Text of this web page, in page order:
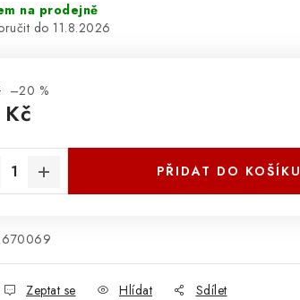
na prodejně
11.8.2026
–20 %
PŘIDAT DO KOŠÍKU
670069
Zeptat se Hlídat Sdílet